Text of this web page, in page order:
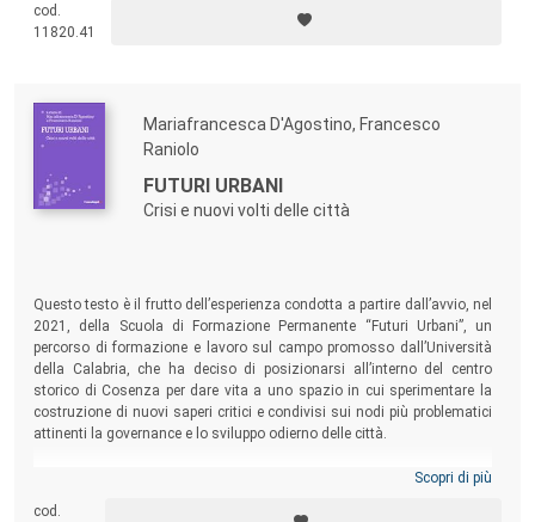
cod.
11820.41
Mariafrancesca D'Agostino, Francesco
Raniolo
FUTURI URBANI
Crisi e nuovi volti delle città
Questo testo è il frutto dell’esperienza condotta a partire dall’avvio, nel
2021, della Scuola di Formazione Permanente “Futuri Urbani”, un
percorso di formazione e lavoro sul campo promosso dall’Università
della Calabria, che ha deciso di posizionarsi all’interno del centro
storico di Cosenza per dare vita a uno spazio in cui sperimentare la
costruzione di nuovi saperi critici e condivisi sui nodi più problematici
attinenti la governance e lo sviluppo odierno delle città.
Scopri di più
cod.